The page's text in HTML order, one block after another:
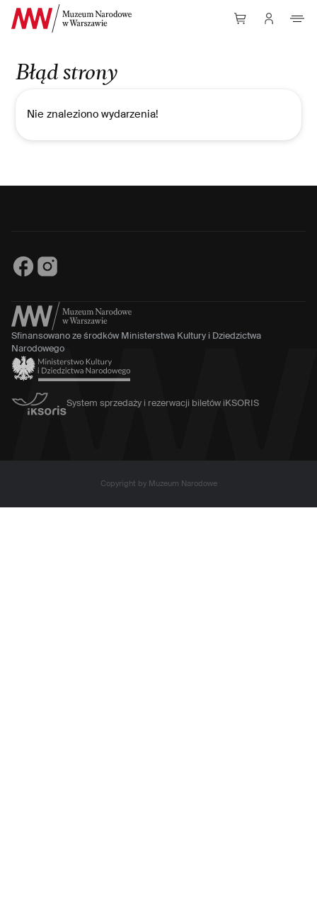
Przejdź do Treści
Błąd strony
Nie znaleziono wydarzenia!
Sfinansowano ze środków Ministerstwa Kultury i Dziedzictwa
Narodowego
System sprzedaży i rezerwacji biletów iKSORIS
Copyright by Muzeum Narodowe